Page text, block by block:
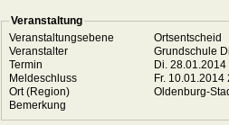
Veranstaltung
Veranstaltungsebene
Ortsentscheid
Veranstalter
Grundschule
Termin
Di. 28.01.2014
Meldeschluss
Fr.
Ort (Region)
Oldenburg-
Bemerkung